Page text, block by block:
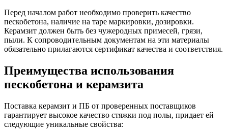
Перед началом работ необходимо проверить качество
пескобетона, наличие на таре маркировки, дозировки.
Керамзит должен быть без чужеродных примесей, грязи,
пыли. К сопроводительным документам на эти материалы
обязательно прилагаются сертификат качества и соответствия.
Преимущества использования
пескобетона и керамзита
Поставка керамзит и ПБ от проверенных поставщиков
гарантирует высокое качество стяжки под полы, придает ей
следующие уникальные свойства: